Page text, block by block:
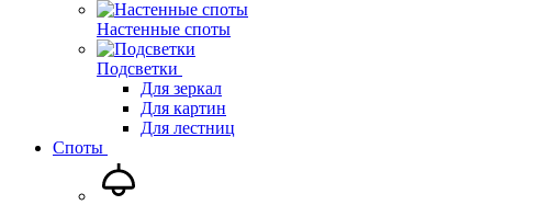
Настенные споты
Подсветки
Для зеркал
Для картин
Для лестниц
Споты